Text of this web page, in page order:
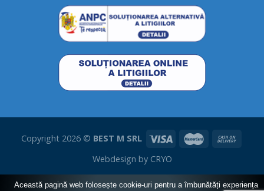
Copyright 2026 © BEST M SRL
Webdesign by CRYO
Această pagină web folosește cookie-uri pentru a îmbunătăți experiența